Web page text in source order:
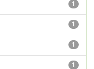
1
1
1
1